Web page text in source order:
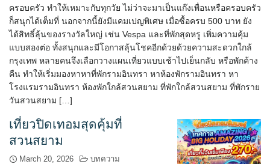
ครอบครัว ทำให้เหมาะกับทุกวัย ไม่ว่าจะมาเป็นแก๊งเพื่อนหรือครอบครัว
ก็สนุกได้เต็มที่ นอกจากนี้ยังมีแคมเปญพิเศษ เมื่อซื้อครบ 500 บาท ยัง
ได้สิทธิ์ลุ้นของรางวัลใหญ่ เช่น Vespa และที่พักสุดหรู เพิ่มความคุ้ม
แบบสองต่อ ทั้งสนุกและมีโอกาสลุ้นโชคอีกด้วยด้วยความสะดวกใกล้
กรุงเทพ หลายคนจึงเลือกวางแผนเที่ยวแบบเช้าไปเย็นกลับ หรือพักค้าง
คืน ทำให้เริ่มมองหาหาที่พักรามอินทรา หาห้องพักรามอินทรา หา
โรงแรมรามอินทรา ห้องพักใกล้สวนสยาม ที่พักใกล้สวนสยาม ที่พักราย
วันสวนสยาม […]
เที่ยวปิดเทอมสุดคุ้มที่
สวนสยาม
March 20, 2026 บทความ